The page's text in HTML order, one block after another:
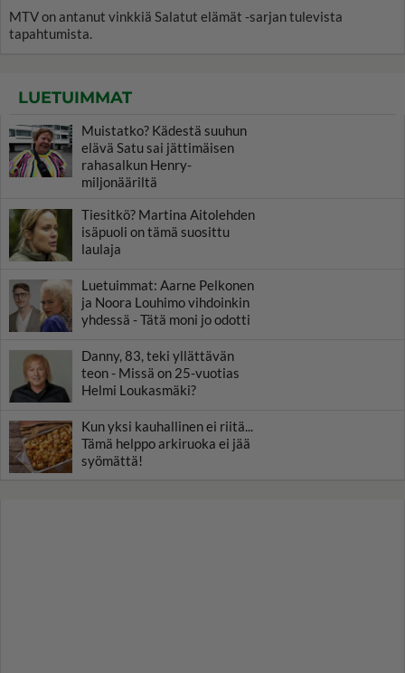
MTV on antanut vinkkiä Salatut elämät -sarjan tulevista
tapahtumista.
LUETUIMMAT
Muistatko? Kädestä suuhun
elävä Satu sai jättimäisen
rahasalkun Henry-
miljonääriltä
Tiesitkö? Martina Aitolehden
isäpuoli on tämä suosittu
laulaja
Luetuimmat: Aarne Pelkonen
ja Noora Louhimo vihdoinkin
yhdessä - Tätä moni jo odotti
Danny, 83, teki yllättävän
teon - Missä on 25-vuotias
Helmi Loukasmäki?
Kun yksi kauhallinen ei riitä...
Tämä helppo arkiruoka ei jää
syömättä!